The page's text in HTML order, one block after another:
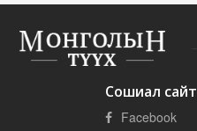
Сошиал сайт
Facebook